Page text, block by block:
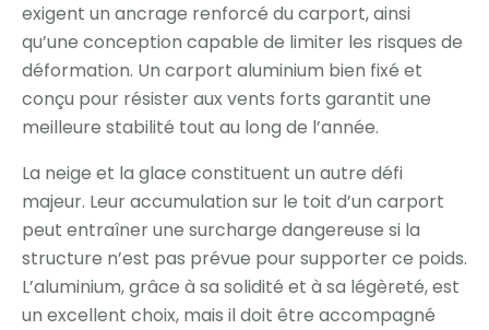
exigent un ancrage renforcé du carport, ainsi
qu’une conception capable de limiter les risques de
déformation. Un carport aluminium bien fixé et
conçu pour résister aux vents forts garantit une
meilleure stabilité tout au long de l’année.
La neige et la glace constituent un autre défi
majeur. Leur accumulation sur le toit d’un carport
peut entraîner une surcharge dangereuse si la
structure n’est pas prévue pour supporter ce poids.
L’aluminium, grâce à sa solidité et à sa légèreté, est
un excellent choix, mais il doit être accompagné